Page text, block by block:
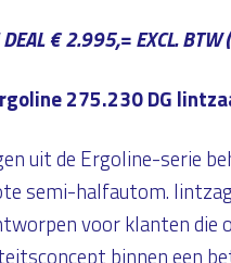
DEAL € 2.995,= EXCL.
275.230 DG
uit de Ergoline-serie
semi-halfautom.
voor klanten die